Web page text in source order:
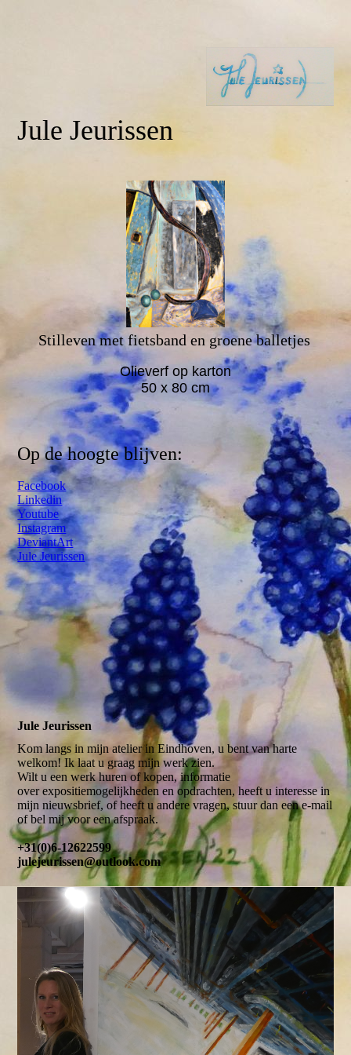
Jule Jeurissen
Stilleven met fietsband en groene balletjes
Olieverf op karton
50 x 80 cm
Op de hoogte blijven:
Facebook
Linkedin
Youtube
Instagram
DeviantArt
Jule Jeurissen
Jule Jeurissen
Kom langs in mijn atelier in Eindhoven, u bent van harte
welkom! Ik laat u graag mijn werk zien.
Wilt u een werk huren of kopen, informatie
over expositiemogelijkheden en opdrachten, heeft u interesse in
mijn nieuwsbrief, of heeft u andere vragen, stuur dan een e-mail
of bel mij voor een afspraak.
+31(0)6-12622599
julejeurissen@outlook.com